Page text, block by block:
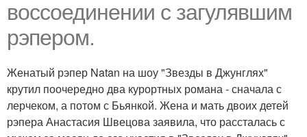
воссоединении с загулявшим
рэпером.
Женатый рэпер Natan на шоу "Звезды в Джунглях"
крутил поочередно два курортных романа - сначала с
лерчеком, а потом с Бьянкой. Жена и мать двоих детей
рэпера Анастасия Швецова заявила, что рассталась с